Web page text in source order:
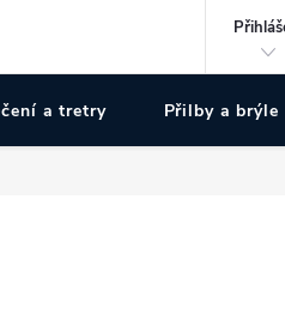
a tretry Přilby a brýle